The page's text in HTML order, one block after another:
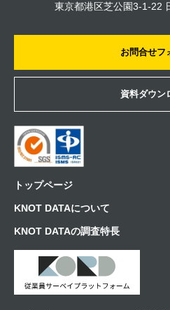
東京都港区芝公園3-1-22
お問合せフ
資料ダウン
トップページ
KNOT DATAについて
KNOT DATAの調査特長